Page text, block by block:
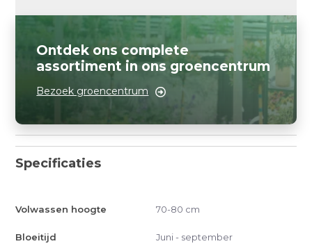
Ontdek ons complete
assortiment in ons groencentrum
Bezoek groencentrum
Specificaties
Volwassen hoogte 70-80 cm
Bloeitijd Juni - september